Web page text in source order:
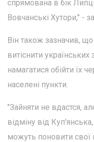
спрямована в бік
Вовчанські Хутори," -
Він також зазначив,
витіснити
намагатися обійти їх
населені пункти.
"Зайняти не вдастся,
відміну від
можуть поновити свої